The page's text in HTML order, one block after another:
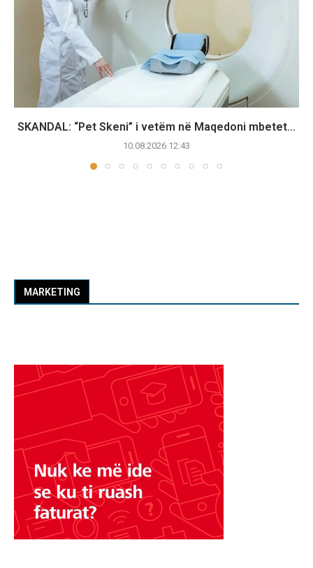
SKANDAL: “Pet Skeni” i vetëm në Maqedoni mbetet...
10.08.2026 12:43
MARKETING